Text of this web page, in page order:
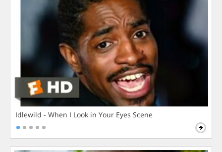
Idlewild - When I Look in Your Eyes Scene